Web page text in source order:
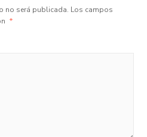
no será publicada. Los campos
*